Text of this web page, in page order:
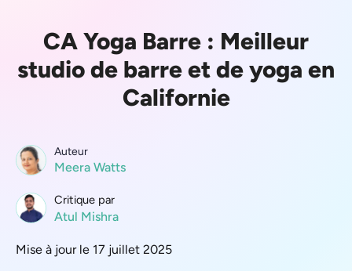
CA Yoga Barre : Meilleur
studio de barre et de yoga en
Californie
Auteur
Meera Watts
Critique par
Atul Mishra
Mise à jour le 17 juillet 2025